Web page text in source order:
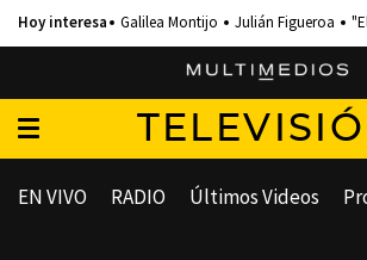
Galilea Montijo Julián Figueroa
EN VIVO RADIO Últimos Videos